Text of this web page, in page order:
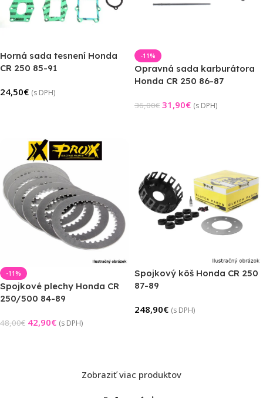
Horná sada tesnení Honda
CR 250 85-91
24,50€ (s DPH)
-11%
Opravná sada karburátora
Honda CR 250 86-87
36,00€ 31,90€ (s DPH)
-11%
Spojkové plechy Honda CR
250/500 84-89
48,00€ 42,90€ (s DPH)
Spojkový kôš Honda CR 250
87-89
248,90€ (s DPH)
Zobraziť viac produktov